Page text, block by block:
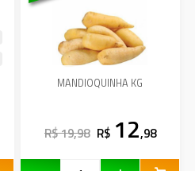
MANDIOQUINHA KG
R$ 19,98 R$ 12,98